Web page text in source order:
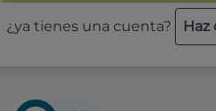
¿ya tienes una cuenta?